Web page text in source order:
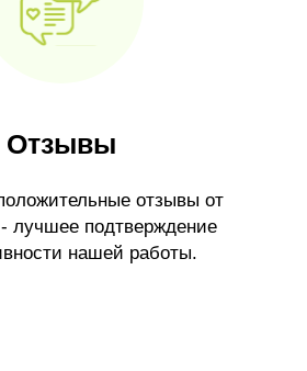
Отзывы
отзывы от
лучшее подтверждение
нашей работы.